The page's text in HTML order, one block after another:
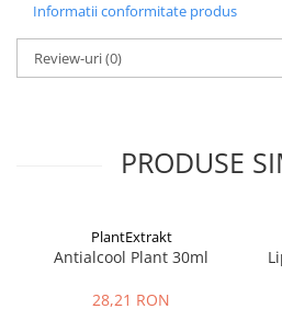
Informatii conformitate produs
Review-uri(0)
PRODUSE
PlantExtrakt
Antialcool Plant 30ml
28,21 RON